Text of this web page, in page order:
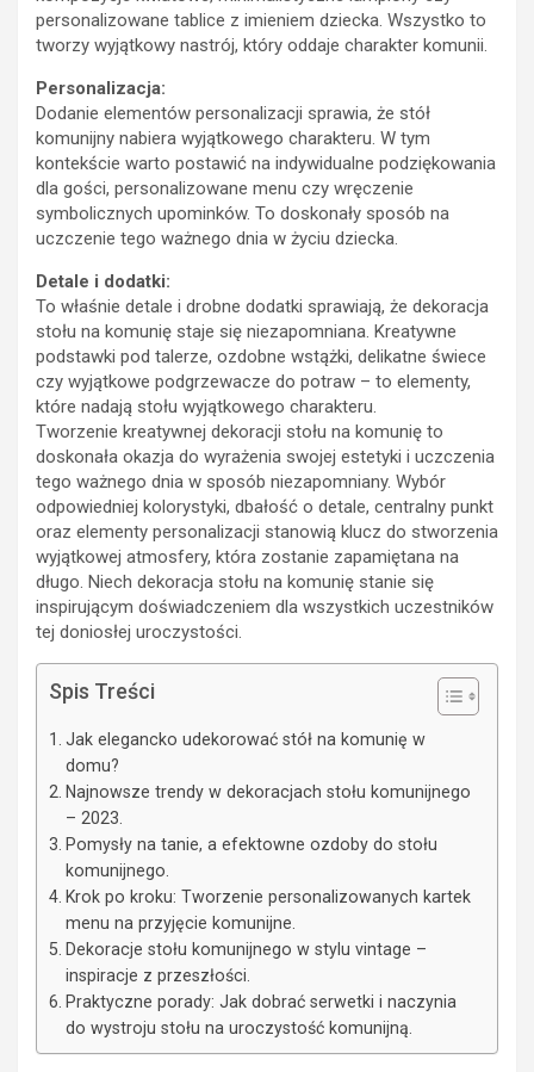
personalizowane tablice z imieniem dziecka. Wszystko to
tworzy wyjątkowy nastrój, który oddaje charakter komunii.
Personalizacja:
Dodanie elementów personalizacji sprawia, że stół
komunijny nabiera wyjątkowego charakteru. W tym
kontekście warto postawić na indywidualne podziękowania
dla gości, personalizowane menu czy wręczenie
symbolicznych upominków. To doskonały sposób na
uczczenie tego ważnego dnia w życiu dziecka.
Detale i dodatki:
To właśnie detale i drobne dodatki sprawiają, że dekoracja
stołu na komunię staje się niezapomniana. Kreatywne
podstawki pod talerze, ozdobne wstążki, delikatne świece
czy wyjątkowe podgrzewacze do potraw – to elementy,
które nadają stołu wyjątkowego charakteru.
Tworzenie kreatywnej dekoracji stołu na komunię to
doskonała okazja do wyrażenia swojej estetyki i uczczenia
tego ważnego dnia w sposób niezapomniany. Wybór
odpowiedniej kolorystyki, dbałość o detale, centralny punkt
oraz elementy personalizacji stanowią klucz do stworzenia
wyjątkowej atmosfery, która zostanie zapamiętana na
długo. Niech dekoracja stołu na komunię stanie się
inspirującym doświadczeniem dla wszystkich uczestników
tej doniosłej uroczystości.
Spis Treści
Jak elegancko udekorować stół na komunię w
domu?
Najnowsze trendy w dekoracjach stołu komunijnego
– 2023.
Pomysły na tanie, a efektowne ozdoby do stołu
komunijnego.
Krok po kroku: Tworzenie personalizowanych kartek
menu na przyjęcie komunijne.
Dekoracje stołu komunijnego w stylu vintage –
inspiracje z przeszłości.
Praktyczne porady: Jak dobrać serwetki i naczynia
do wystroju stołu na uroczystość komunijną.